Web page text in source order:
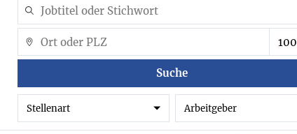
Suche
Stellenart Arbeitgeber